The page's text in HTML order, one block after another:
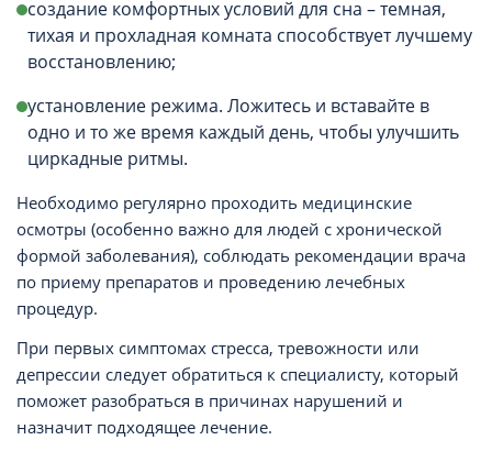
создание комфортных условий для сна – темная,
тихая и прохладная комната способствует лучшему
восстановлению;
установление режима. Ложитесь и вставайте в
одно и то же время каждый день, чтобы улучшить
циркадные ритмы.
Необходимо регулярно проходить медицинские
осмотры (особенно важно для людей с хронической
формой заболевания), соблюдать рекомендации врача
по приему препаратов и проведению лечебных
процедур.
При первых симптомах стресса, тревожности или
депрессии следует обратиться к специалисту, который
поможет разобраться в причинах нарушений и
назначит подходящее лечение.